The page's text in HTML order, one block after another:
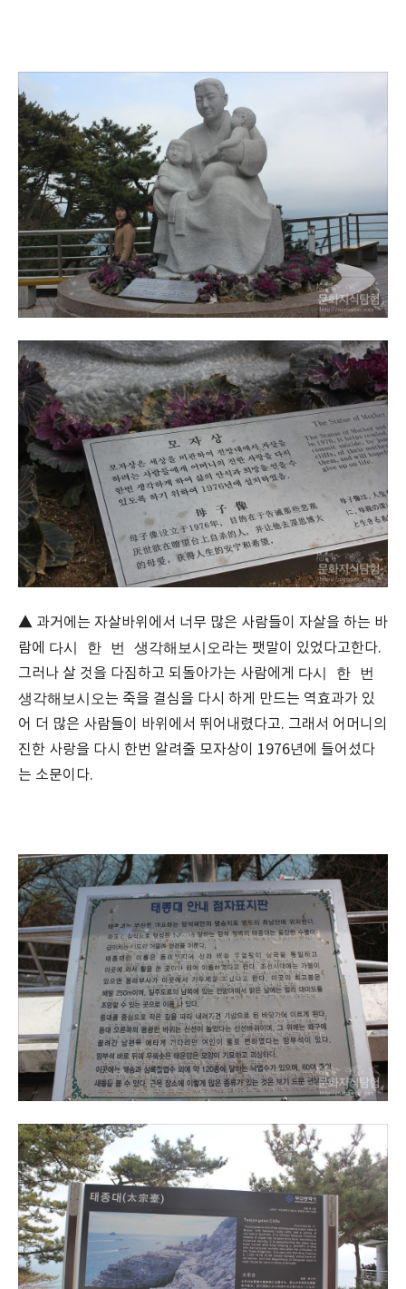
▲ 과거에는 자살바위에서 너무 많은 사람들이 자살을 하는 바
람에 다시 한 번 생각해보시오라는 팻말이 있었다고한다.
그러나 살 것을 다짐하고 되돌아가는 사람에게 다시 한 번
생각해보시오는 죽을 결심을 다시 하게 만드는 역효과가 있
어 더 많은 사람들이 바위에서 뛰어내렸다고. 그래서 어머니의
진한 사랑을 다시 한번 알려줄 모자상이 1976년에 들어섰다
는 소문이다.